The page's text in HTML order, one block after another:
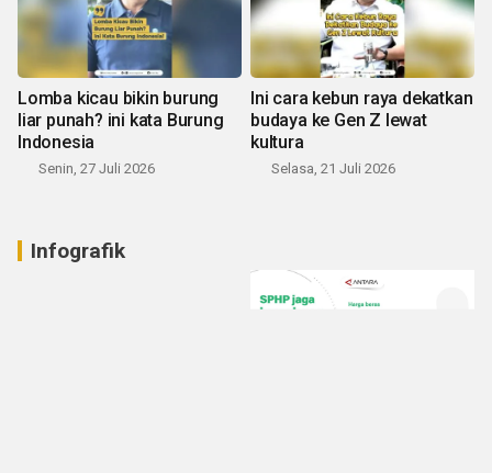
Lomba kicau bikin burung
liar punah? ini kata Burung
Indonesia
Senin, 27 Juli 2026
Ini cara kebun raya dekatkan
budaya ke Gen Z lewat
kultura
Selasa, 21 Juli 2026
Infografik